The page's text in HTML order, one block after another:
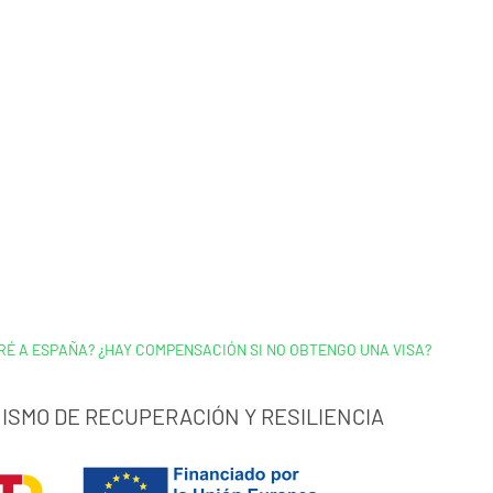
A ESPAÑA? ¿HAY COMPENSACIÓN SI NO OBTENGO UNA VISA?
DE RECUPERACIÓN Y RESILIENCIA